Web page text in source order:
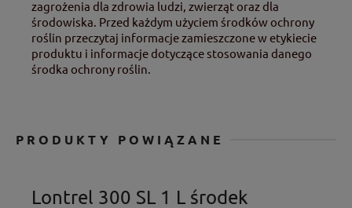
zagrożenia dla zdrowia ludzi, zwierząt oraz dla
środowiska. Przed każdym użyciem środków ochrony
roślin przeczytaj informacje zamieszczone w etykiecie
produktu i informacje dotyczące stosowania danego
środka ochrony roślin.
PRODUKTY POWIĄZANE
Lontrel 300 SL 1 L środek